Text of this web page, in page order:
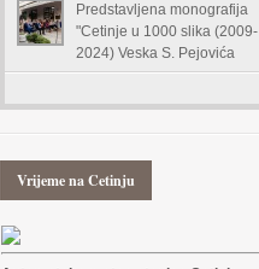
Predstavljena monografija
"Cetinje u 1000 slika (2009-
2024) Veska S. Pejovića
Vrijeme na Cetinju